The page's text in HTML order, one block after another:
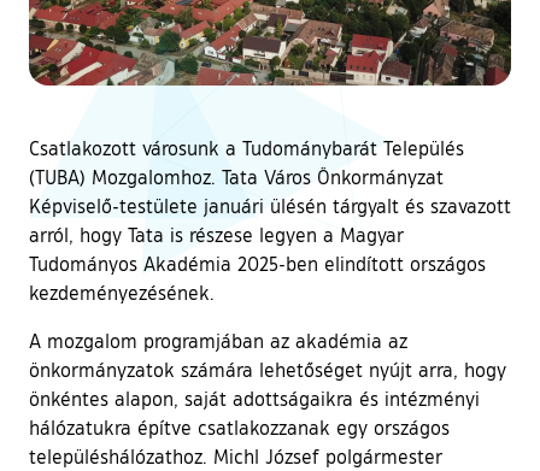
Csatlakozott városunk a Tudománybarát Település
(TUBA) Mozgalomhoz. Tata Város Önkormányzat
Képviselő-testülete januári ülésén tárgyalt és szavazott
arról, hogy Tata is részese legyen a Magyar
Tudományos Akadémia 2025-ben elindított országos
kezdeményezésének.
A mozgalom programjában az akadémia az
önkormányzatok számára lehetőséget nyújt arra, hogy
önkéntes alapon, saját adottságaikra és intézményi
hálózatukra építve csatlakozzanak egy országos
településhálózathoz. Michl József polgármester